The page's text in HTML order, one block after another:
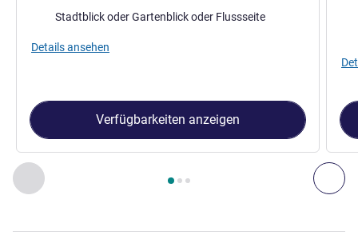
Zurück - Zimmer
Seite1 , Zimmer 1 : Classic-Zimmer mit Doppelbett
Aussicht:
Stadtblick oder Gartenblick oder Flussseite
Details ansehen
Verfügbarkeiten anzeigen